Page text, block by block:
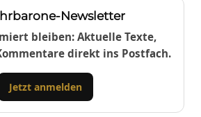
Newsletter
bleiben: Aktuelle Texte,
direkt ins Postfach.
Jetzt anmelden